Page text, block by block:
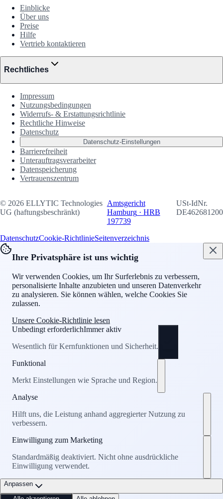
Einblicke
Über uns
Preise
Hilfe
Vertrieb kontaktieren
Rechtliches
Impressum
Nutzungsbedingungen
Widerrufs- & Erstattungsrichtlinie
Rechtliche Hinweise
Datenschutz
Datenschutz-Einstellungen
Barrierefreiheit
Unterauftrags­verarbeiter
Datenspeicherung
Vertrauenszentrum
© 2026 ELLYTIC Technologies
UG (haftungsbeschränkt)
Amtsgericht
Hamburg· HRB
197739
USt-IdNr.
DE462681200
DatenschutzCookie-RichtlinieSeitenverzeichnis
Ihre Privatsphäre ist uns wichtig
Wir verwenden Cookies, um Ihr Surferlebnis zu verbessern,
personalisierte Inhalte anzubieten und unseren Datenverkehr
zu analysieren. Sie können wählen, welche Cookies Sie
zulassen.
Unsere Cookie-Richtlinie lesen
Unbedingt erforderlichImmer aktiv
Wesentlich für Kernfunktionen und Sicherheit.
Funktional
Merkt Einstellungen wie Sprache und Region.
Analyse
Hilft uns, die Leistung anhand aggregierter Nutzung zu
verbessern.
Einwilligung zum Marketing
Standardmäßig deaktiviert. Nicht ohne ausdrückliche
Einwilligung verwendet.
Anpassen